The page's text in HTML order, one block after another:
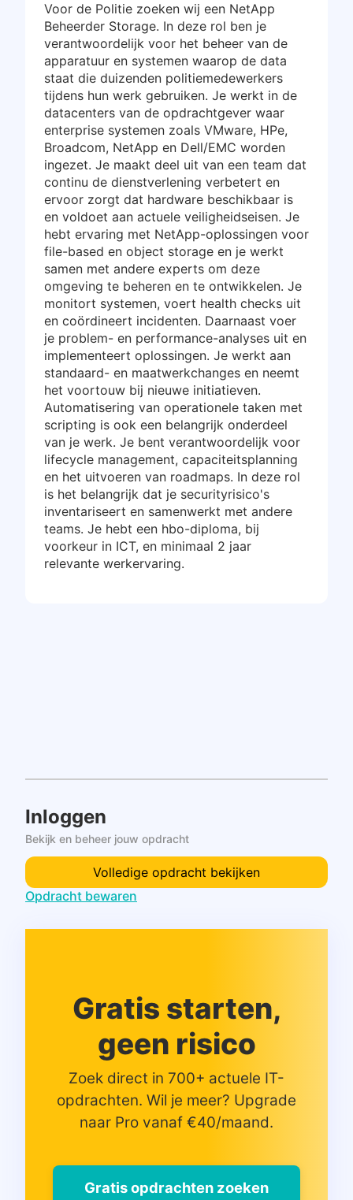
Voor de Politie zoeken wij een NetApp
Beheerder Storage. In deze rol ben je
verantwoordelijk voor het beheer van de
apparatuur en systemen waarop de data
staat die duizenden politiemedewerkers
tijdens hun werk gebruiken. Je werkt in de
datacenters van de opdrachtgever waar
enterprise systemen zoals VMware, HPe,
Broadcom, NetApp en Dell/EMC worden
ingezet. Je maakt deel uit van een team dat
continu de dienstverlening verbetert en
ervoor zorgt dat hardware beschikbaar is
en voldoet aan actuele veiligheidseisen. Je
hebt ervaring met NetApp-oplossingen voor
file-based en object storage en je werkt
samen met andere experts om deze
omgeving te beheren en te ontwikkelen. Je
monitort systemen, voert health checks uit
en coördineert incidenten. Daarnaast voer
je problem- en performance-analyses uit en
implementeert oplossingen. Je werkt aan
standaard- en maatwerkchanges en neemt
het voortouw bij nieuwe initiatieven.
Automatisering van operationele taken met
scripting is ook een belangrijk onderdeel
van je werk. Je bent verantwoordelijk voor
lifecycle management, capaciteitsplanning
en het uitvoeren van roadmaps. In deze rol
is het belangrijk dat je securityrisico's
inventariseert en samenwerkt met andere
teams. Je hebt een hbo-diploma, bij
voorkeur in ICT, en minimaal 2 jaar
relevante werkervaring.
Inloggen
Bekijk en beheer jouw opdracht
Volledige opdracht bekijken
Opdracht bewaren
Gratis starten,
geen risico
Zoek direct in 700+ actuele IT-
opdrachten. Wil je meer? Upgrade
naar Pro vanaf €40/maand.
Gratis opdrachten zoeken